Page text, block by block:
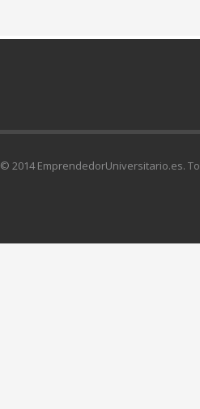
© 2014 EmprendedorUniversitario.es.